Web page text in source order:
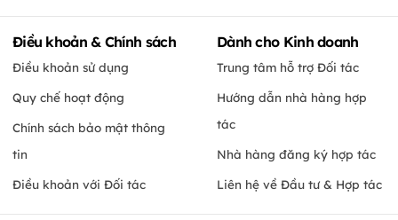
Điều khoản & Chính sách
Điều khoản sử dụng
Quy chế hoạt động
Chính sách bảo mật thông
tin
Điều khoản với Đối tác
Dành cho Kinh doanh
Trung tâm hỗ trợ Đối tác
Hướng dẫn nhà hàng hợp
tác
Nhà hàng đăng ký hợp tác
Liên hệ về Đầu tư & Hợp tác